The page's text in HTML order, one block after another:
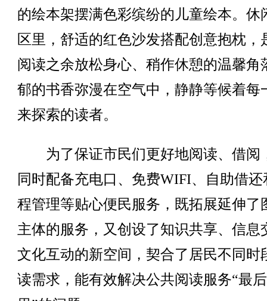
的绘本架摆满色彩缤纷的儿童绘本。休
区里，舒适的红色沙发搭配创意抱枕，
阅读之余放松身心、稍作休憩的温馨角
郁的书香弥漫在空气中，静静等候着每
来探索的读者。
为了保证市民们更好地阅读、借阅
同时配备充电口、免费WIFI、自助借还
程管理等贴心便民服务，既拓展延伸了
主体的服务，又创设了知识共享、信息
文化互动的新空间，契合了居民不同时
读需求，能有效解决公共阅读服务“最